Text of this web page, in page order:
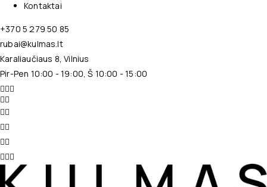
Kontaktai
+370 5 279 50 85
rubai@kulmas.lt
Karaliaučiaus 8, Vilnius
Pir-Pen 10:00 - 19:00, Š 10:00 - 15:00